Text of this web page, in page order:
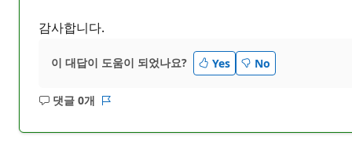
감사합니다.
이 대답이 도움이 되었나요? Yes No
댓글 0개
설